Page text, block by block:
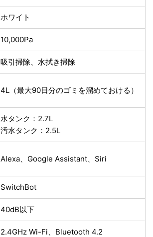
ホワイト
10,000Pa
吸引掃除、水拭き掃除
4L（最大90日分のゴミを溜めておける）
水タンク：2.7L
汚水タンク：2.5L
Alexa、Google Assistant、Siri
SwitchBot
40dB以下
2.4GHz Wi-Fi、Bluetooth 4.2